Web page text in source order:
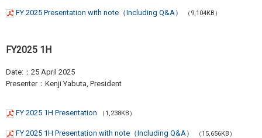
FY 2025 Presentation with note（Including Q&A） （9,104KB）
FY2025 1H
Date:：25 April 2025
Presenter：Kenji Yabuta, President
FY 2025 1H Presentation （1,238KB）
FY 2025 1H Presentation with note（Including Q&A） （15,656KB）